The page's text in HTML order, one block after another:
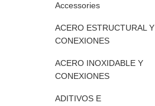
Accessories
ACERO ESTRUCTURAL Y
CONEXIONES
ACERO INOXIDABLE Y
CONEXIONES
ADITIVOS E